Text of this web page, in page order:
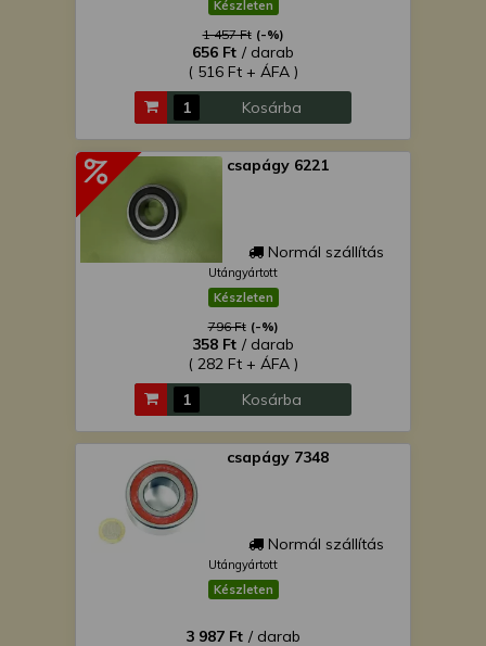
Készleten
1 457 Ft (-%)
656 Ft / darab
( 516 Ft + ÁFA )
Kosárba
csapágy 6221
Normál szállítás
Utángyártott
Készleten
796 Ft (-%)
358 Ft / darab
( 282 Ft + ÁFA )
Kosárba
csapágy 7348
Normál szállítás
Utángyártott
Készleten
3 987 Ft / darab